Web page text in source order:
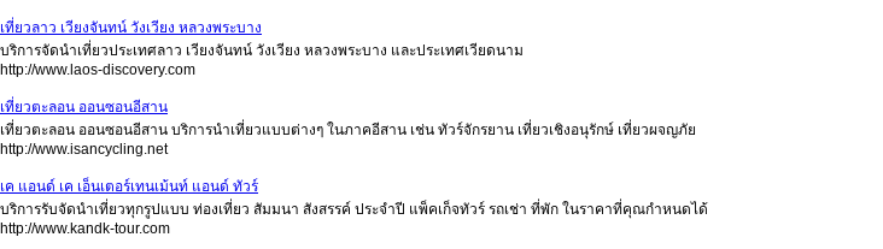
เที่ยวลาว เวียงจันทน์ วังเวียง หลวงพระบาง
บริการจัดนำเที่ยวประเทศลาว เวียงจันทน์ วังเวียง หลวงพระบาง และประเทศเวียดนาม
http://www.laos-discovery.com
เที่ยวตะลอน ออนซอนอีสาน
เที่ยวตะลอน ออนซอนอีสาน บริการนำเที่ยวแบบต่างๆ ในภาคอีสาน เช่น ทัวร์จักรยาน เที่ยวเชิงอนุรักษ์ เที่ยวผจญภัย
http://www.isancycling.net
เค แอนด์ เค เอ็นเตอร์เทนเม้นท์ แอนด์ ทัวร์
บริการรับจัดนำเที่ยวทุกรูปแบบ ท่องเที่ยว สัมมนา สังสรรค์ ประจำปี แพ็คเก็จทัวร์ รถเช่า ที่พัก ในราคาที่คุณกำหนดได้
http://www.kandk-tour.com